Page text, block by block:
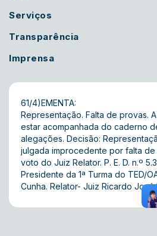
Serviços
Transparência
Imprensa
61/4)EMENTA:
Representação. Falta de provas.
estar acompanhada do caderno
alegações. Decisão:
julgada improcedente por falta
voto do Juiz Relator. P. E. D. n.º
Presidente da 1ª Turma do TED/
Cunha. Relator- Juiz Ricardo José